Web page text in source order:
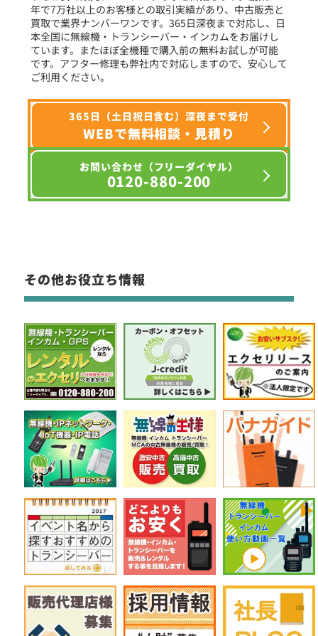
選択条件をリセット
年で7万社以上のお客様との取引実績があり、中古販売と
買取で業界ナンバーワンです。365日深夜まで対応し、日
本全国に無線機・トランシーバー・インカムをお届けし
ています。またほぼ全機種で購入前の無料お試しが可能
です。アフター修理も弊社内で対応しますので、安心して
ご利用ください。
365日（土日祝日含む）深夜まで受付
WEBで無料相談・見積り
お問い合わせ（フリーダイヤル）
0120-880-200
その他お役立ち情報